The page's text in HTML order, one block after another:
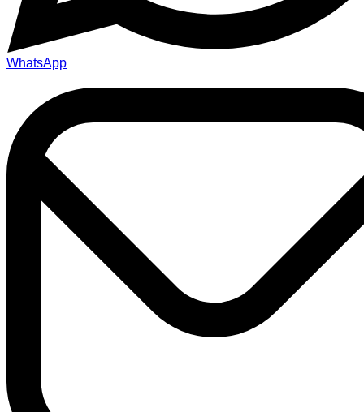
WhatsApp